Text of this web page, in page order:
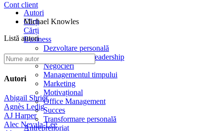
Cont client
Cărți
Cărți
Business
Dezvoltare personală
Management / Leadership
Negocieri
Managementul timpului
Marketing
Motivațional
Office Management
Succes
Transformare personală
Antreprenoriat
Autori
Michael Knowles
Listă autori
Autori
Abigail Shrier
Agnès Ledig
AJ Harper
Alec Nevala-Lee